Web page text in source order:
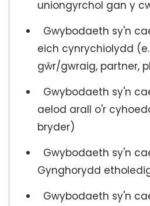
uniongyrchol gan y
Gwybodaeth sy'n
eich cynrychiolydd
gŵr/gwraig, partner,
Gwybodaeth sy'n
aelod arall o'r
bryder)
Gwybodaeth sy'n
Gynghorydd
Gwybodaeth sy'n